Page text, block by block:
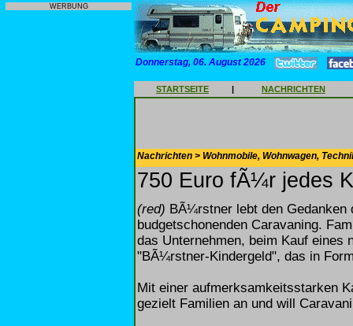
WERBUNG
Donnerstag, 06. August 2026
STARTSEITE | NACHRICHTEN
Nachrichten > Wohnmobile, Wohnwagen,
750 Euro fÃ¼r jedes
(red) BÃ¼rstner lebt den Gedanken
budgetschonenden Caravaning.
das Unternehmen, beim Kauf eines
"BÃ¼rstner-Kindergeld", das in
Mit einer aufmerksamkeitsstarken
gezielt Familien an und will